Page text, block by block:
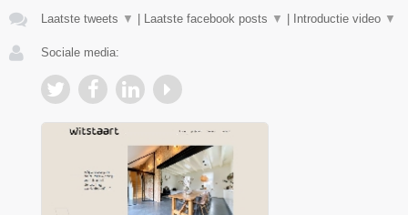
Laatste tweets ▼ | Laatste facebook posts ▼ | Introductie video ▼
Sociale media: